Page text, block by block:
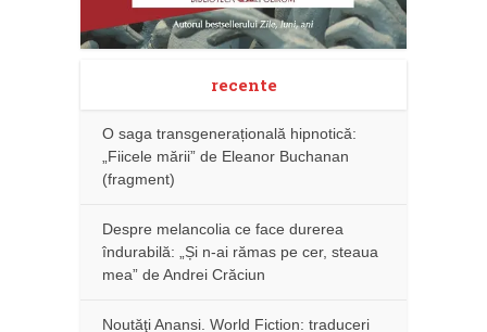
recente
O saga transgenerațională hipnotică:
„Fiicele mării” de Eleanor Buchanan
(fragment)
Despre melancolia ce face durerea
îndurabilă: „Și n-ai rămas pe cer, steaua
mea” de Andrei Crăciun
Noutăţi Anansi. World Fiction: traduceri